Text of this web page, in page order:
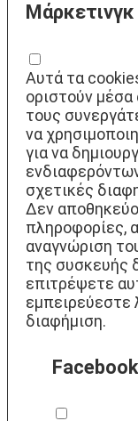
Μάρκετινγκ
Αυτά τα
οριστούν
τους
να
για να
σχετικές
Δεν
πληροφορίες,
αναγνώριση
της συσκευής
επιτρέψετε
εμπειρεύεστε
διαφήμιση.